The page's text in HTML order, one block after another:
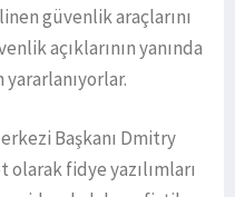
güvenlik araçlarını
açıklarının yanında
Başkanı Dmitry
fidye yazılımları